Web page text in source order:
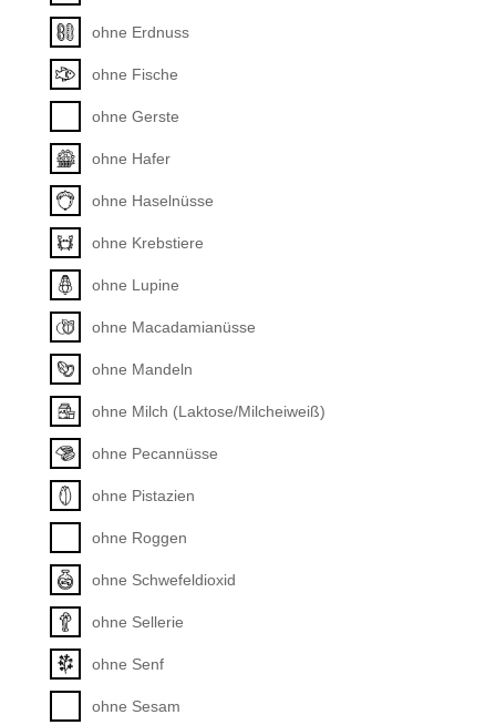
ohne Erdnuss
ohne Fische
ohne Gerste
ohne Hafer
ohne Haselnüsse
ohne Krebstiere
ohne Lupine
ohne Macadamianüsse
ohne Mandeln
ohne Milch (Laktose/Milcheiweiß)
ohne Pecannüsse
ohne Pistazien
ohne Roggen
ohne Schwefeldioxid
ohne Sellerie
ohne Senf
ohne Sesam